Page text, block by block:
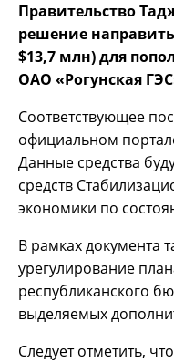
Правительство
решение
$13,7 млн) для
ОАО «Рогунская
Соответствующее
официальном
Данные средства
средств
экономики по
В рамках документа
урегулирование
республиканского
выделяемых
Следует отметить,